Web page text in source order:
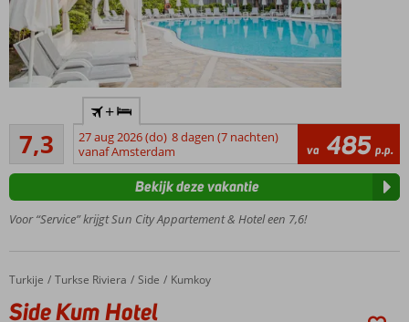
km van
het
centrum
Gratis
shuttleservice
naar het
Ontbijt,
Halfpension
7,3
Voldoende/goed
83
beoordelingen
+
27 aug 2026 (do) 8 dagen (7 nachten)
vanaf Amsterdam
va 485 p.p.
Voor “Service” krijgt Sun City Appartement & Hotel een 7,6!
Bekijk deze vakantie
Home
Turkije Turkse Riviera Side Kumkoy
Side Kum Hotel
Side Kum Hotel